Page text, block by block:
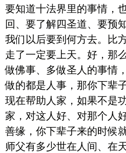
要知道十法界里的事情，
回、要了解四圣道、要预
我们以后要到何方去。比
走了一定要上天。好，那
做佛事、多做圣人的事情
做的都是人事，那你下辈
现在帮助人家，如果不是
家，对这人好、对那个人
善缘，你下辈子来的时候
师父有多少世在人间、在